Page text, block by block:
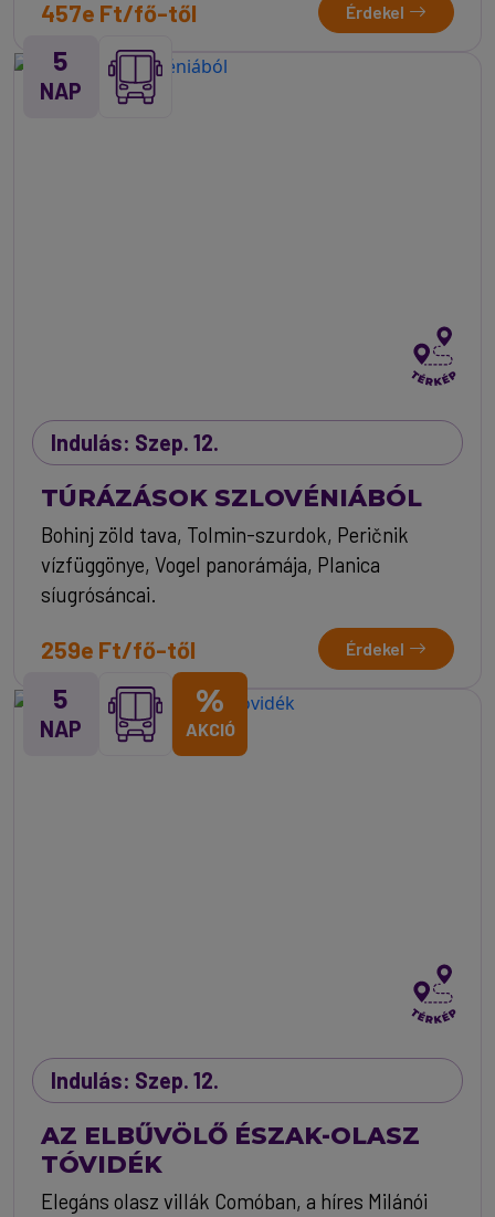
457e Ft/fő-től Érdekel
5
NAP
Indulás: Szep. 12.
TÚRÁZÁSOK SZLOVÉNIÁBÓL
Bohinj zöld tava, Tolmin-szurdok, Peričnik
vízfüggönye, Vogel panorámája, Planica
síugrósáncai.
259e Ft/fő-től Érdekel
5
NAP
%
AKCIÓ
Indulás: Szep. 12.
AZ ELBŰVÖLŐ ÉSZAK-OLASZ
TÓVIDÉK
Elegáns olasz villák Comóban, a híres Milánói